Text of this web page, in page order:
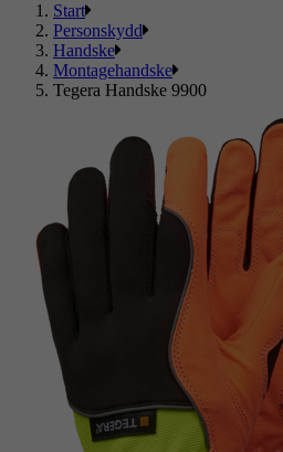
Start
Personskydd
Handske
Montagehandske
Tegera Handske 9900